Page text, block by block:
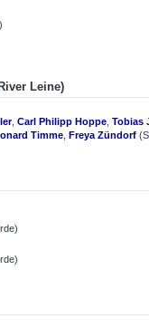
Leine)
, Carl Philipp Hoppe Tobias
Timme Freya Zündorf